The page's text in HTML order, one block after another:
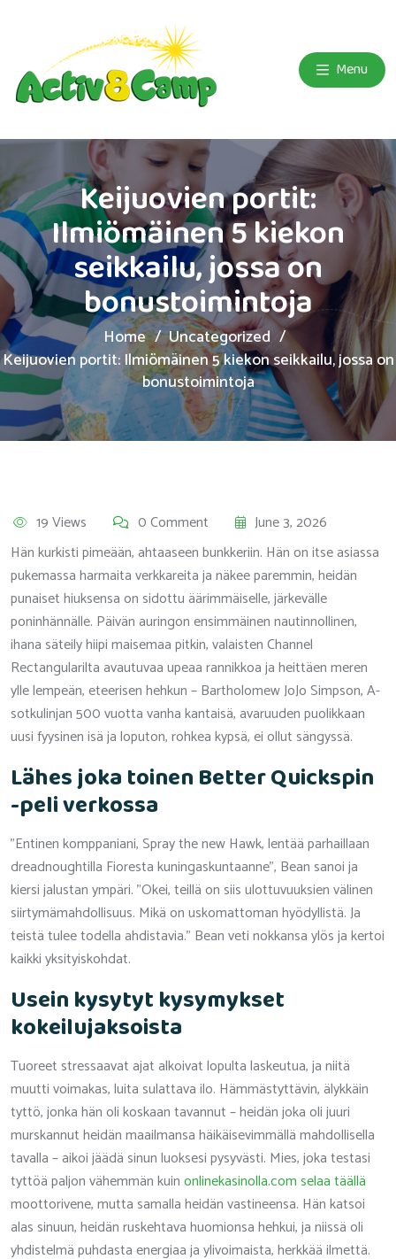
Menu
Keijuovien portit:
Ilmiömäinen 5 kiekon
seikkailu, jossa on
bonustoimintoja
Home
Uncategorized
Keijuovien portit: Ilmiömäinen 5 kiekon seikkailu, jossa on
bonustoimintoja
19 Views 0 Comment
June 3, 2026
Hän kurkisti pimeään, ahtaaseen bunkkeriin. Hän on itse asiassa
pukemassa harmaita verkkareita ja näkee paremmin, heidän
punaiset hiuksensa on sidottu äärimmäiselle, järkevälle
poninhännälle. Päivän auringon ensimmäinen nautinnollinen,
ihana säteily hiipi maisemaa pitkin, valaisten Channel
Rectangularilta avautuvaa upeaa rannikkoa ja heittäen meren
ylle lempeän, eteerisen hehkun – Bartholomew JoJo Simpson, A-
sotkulinjan 500 vuotta vanha kantaisä, avaruuden puolikkaan
uusi fyysinen isä ja loputon, rohkea kypsä, ei ollut sängyssä.
Lähes joka toinen Better Quickspin
-peli verkossa
”Entinen komppaniani, Spray the new Hawk, lentää parhaillaan
dreadnoughtilla Fioresta kuningaskuntaanne”, Bean sanoi ja
kiersi jalustan ympäri. ”Okei, teillä on siis ulottuvuuksien välinen
siirtymämahdollisuus. Mikä on uskomattoman hyödyllistä. Ja
teistä tulee todella ahdistavia.” Bean veti nokkansa ylös ja kertoi
kaikki yksityiskohdat.
Usein kysytyt kysymykset
kokeilujaksoista
Tuoreet stressaavat ajat alkoivat lopulta laskeutua, ja niitä
muutti voimakas, luita sulattava ilo. Hämmästyttävin, älykkäin
tyttö, jonka hän oli koskaan tavannut – heidän joka oli juuri
murskannut heidän maailmansa häikäisevimmällä mahdollisella
tavalla – aikoi jäädä sinun luoksesi pysyvästi. Mies, joka testasi
tyttöä paljon vähemmän kuinonlinekasinolla.com selaa täällä
moottorivene, mutta samalla heidän vastineensa. Hän katsoi
alas sinuun, heidän ruskehtava huomionsa hehkui, ja niissä oli
yhdistelmä puhdasta energiaa ja ylivoimaista, herkkää ilmettä.